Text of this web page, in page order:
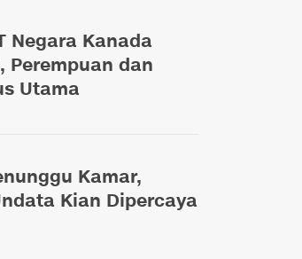
Negara Kanada
Perempuan dan
Utama
Kamar,
Kian Dipercaya